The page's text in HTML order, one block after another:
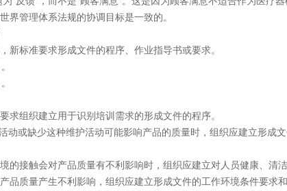
管理体系法规的协调目标是一致的。
标准要求形成文件的程序、作业指导书或要求。
组织建立用于识别培训需求的形成文件的程序。
缺少这种维护活动可能影响产品的质量时，组织应建立形成文
触会对产品质量有不利影响时，组织应建立对人员健康、清洁
量产生不利影响，组织应建立形成文件的工作环境条件要求和